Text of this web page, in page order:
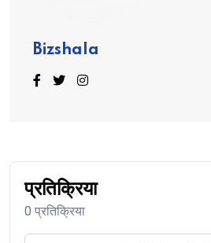
Bizshala
प्रतिक्रिया
0 प्रतिक्रिया